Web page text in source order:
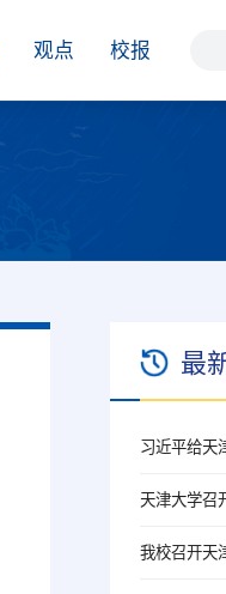
观点 校报
最
我校召开天